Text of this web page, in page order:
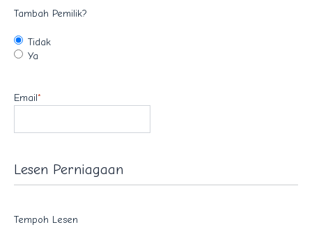
Tambah Pemilik?
Tidak
Ya
Email*
Lesen Perniagaan
Tempoh Lesen